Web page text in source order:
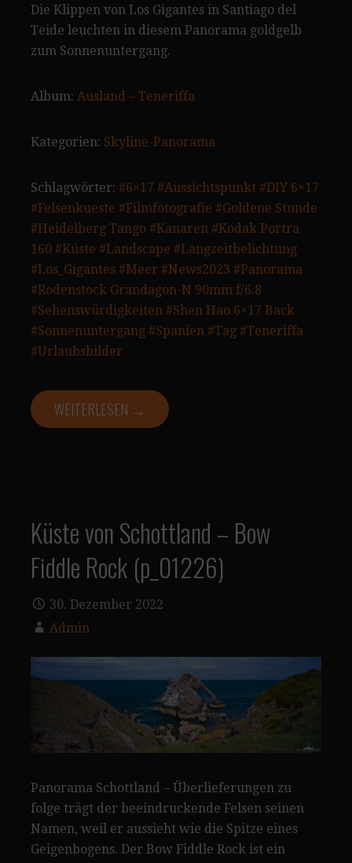
Die Klippen von Los Gigantes in Santiago del
Teide leuchten in diesem Panorama goldgelb
zum Sonnenuntergang.
Album: Ausland – Teneriffa
Kategorien: Skyline-Panorama
Schlagwörter: #6×17 #Aussichtspunkt #DIY 6×17
#Felsenkueste #Filmfotografie #Goldene Stunde
#Heidelberg Tango #Kanaren #Kodak Portra
160 #Küste #Landscape #Langzeitbelichtung
#Los_Gigantes #Meer #News2023 #Panorama
#Rodenstock Grandagon-N 90mm f/6.8
#Sehenswürdigkeiten #Shen Hao 6×17 Back
#Sonnenuntergang #Spanien #Tag #Teneriffa
#Urlaubsbilder
WEITERLESEN →
Küste von Schottland – Bow
Fiddle Rock (p_01226)
30. Dezember 2022
Admin
Panorama Schottland – Überlieferungen zu
folge trägt der beeindruckende Felsen seinen
Namen, weil er aussieht wie die Spitze eines
Geigenbogens. Der Bow Fiddle Rock ist ein